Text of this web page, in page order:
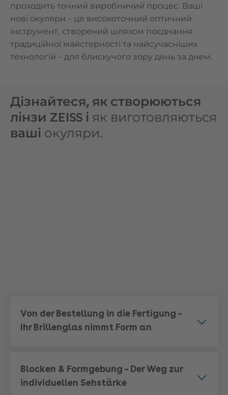
проходить точний виробничий процес. Ваші
нові окуляри – це високоточний оптичний
інструмент, створений шляхом поєднання
традиційної майстерності та найсучасніших
технологій – для блискучого зору день за днем.
Дізнайтеся, як створюються
лінзи ZEISS і як виготовляються
ваші окуляри.
YouTube Video service!
We use a third party service to embed video
accept the service to watch this video.
Von der Bestellung in die Fertigung –
Ihr Brillenglas nimmt Form an
Blocken & Formgebung – Der Weg zur
individuellen Sehstärke